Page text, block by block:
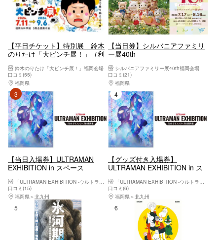
【平日チケット】特別展 鈴木
のりたけ「大ピンチ展！」（利
10日〜14日）
鈴木のりたけ「大ピンチ展！」福岡会場
口コミ(55)
福岡県
【当日券】シルバニアファミリ
ー展40th
シルバニアファミリー展40th福岡会場
口コミ(21)
福岡県
3位
【当日入場券】ULTRAMAN
EXHIBITION in スペース
口コミ(15)
福岡県
北九州
4位
【グッズ付き入場券】
ULTRAMAN EXHIBITION in ス
館）
口コミ(6)
福岡県
北九州
5位